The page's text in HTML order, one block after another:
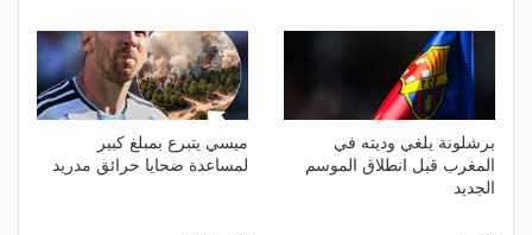
برشلونة يلغي وديته في
المغرب قبل انطلاق الموسم
الجديد
ميسي يتبرع بمبلغ كبير
لمساعدة ضحايا حرائق مدريد